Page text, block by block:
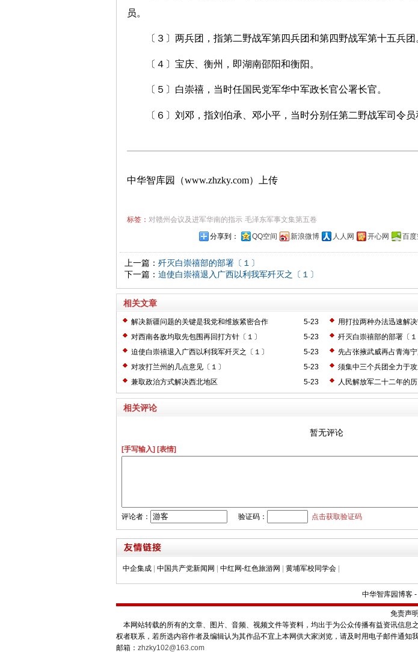
员。
〔３〕两兵团，指第二野战军第四兵团和第四野战军第十五兵团
〔４〕宝庆、衡州，即湖南邵阳和衡阳。
〔５〕白崇禧，当时任国民党军华中军政长官公署长官。
〔６〕刘邓，指刘伯承、邓小平，当时分别任第二野战军司令员
中华智库园（www.zhzky.com）上传
标签： 对赣州会议及进军华南的指示 毛泽东军事文集第五卷
分享到：
QQ空间 新浪微博 人人网 开心网 百度
上一篇： 歼灭白崇禧部的部署〔１〕
下一篇： 迫使白崇禧退入广西以利我军歼灭之〔１〕
相关文章
5-23
解决新疆问题的关键是我党和维族紧密合作
用打拉两种办法迅速解
5-23
对西南各敌均取先包围再回打方针〔１〕
歼灭白崇禧部的部署〔１
5-23
迫使白崇禧退入广西以利我军歼灭之〔１〕
先占张掖武威再占青海宁
5-23
对攻打兰州的几点意见〔１〕
须集中三个兵团全力于攻
5-23
兼取政治方式解决西北地区 人民解放军二十二年的历
相关评论
暂无评论
[手写输入] [表情]
评论者： 验证码： 点击获取验证码
中企集成 中国共产党新闻网 中红网-红色旅游网 黄埔军校同学会
中华智库园博客-
免责声明
本网站转载的所有的文章、图片、音频、视频文件等资料，均出于为公众传播有益资讯信
权者联系，若所选内容作者及编辑认为其作品不宜上本网供大家浏览，请及时用电子邮件通知
邮箱： zhzky102@163.com